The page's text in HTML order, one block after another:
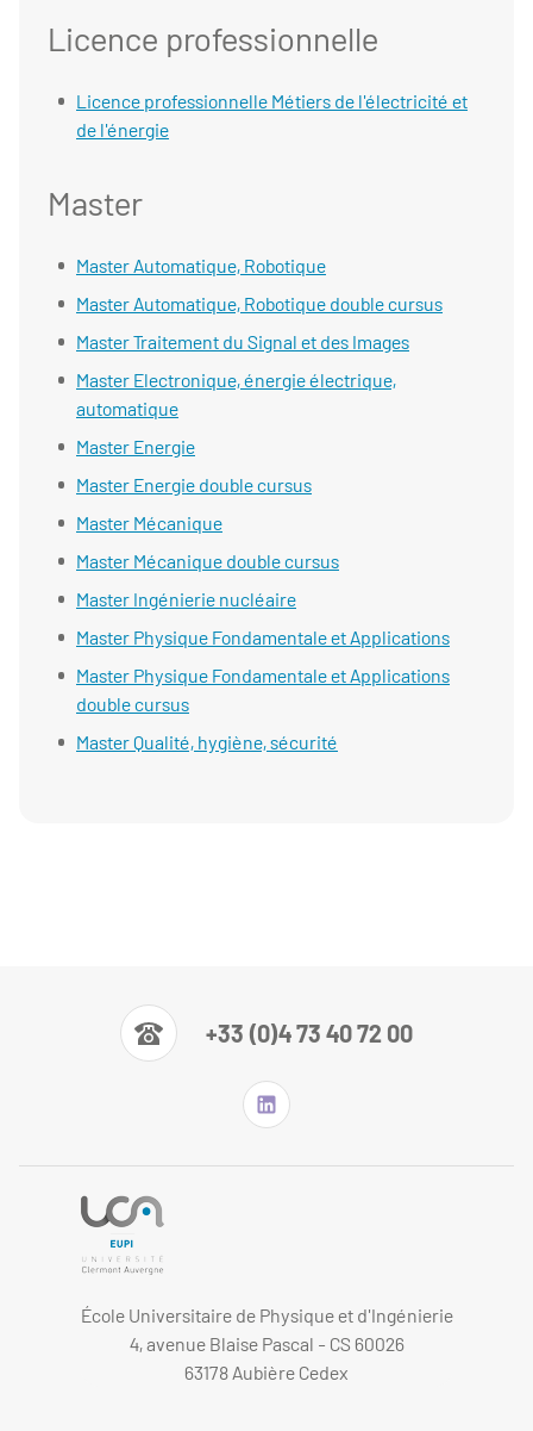
Licence professionnelle
Licence professionnelle Métiers de l'électricité et
de l'énergie
Master
Master Automatique, Robotique
Master Automatique, Robotique double cursus
Master Traitement du Signal et des Images
Master Electronique, énergie électrique,
automatique
Master Energie
Master Energie double cursus
Master Mécanique
Master Mécanique double cursus
Master Ingénierie nucléaire
Master Physique Fondamentale et Applications
Master Physique Fondamentale et Applications
double cursus
Master Qualité, hygiène, sécurité
+33 (0)4 73 40 72 00
École Universitaire de Physique et d'Ingénierie
4, avenue Blaise Pascal - CS 60026
63178 Aubière Cedex